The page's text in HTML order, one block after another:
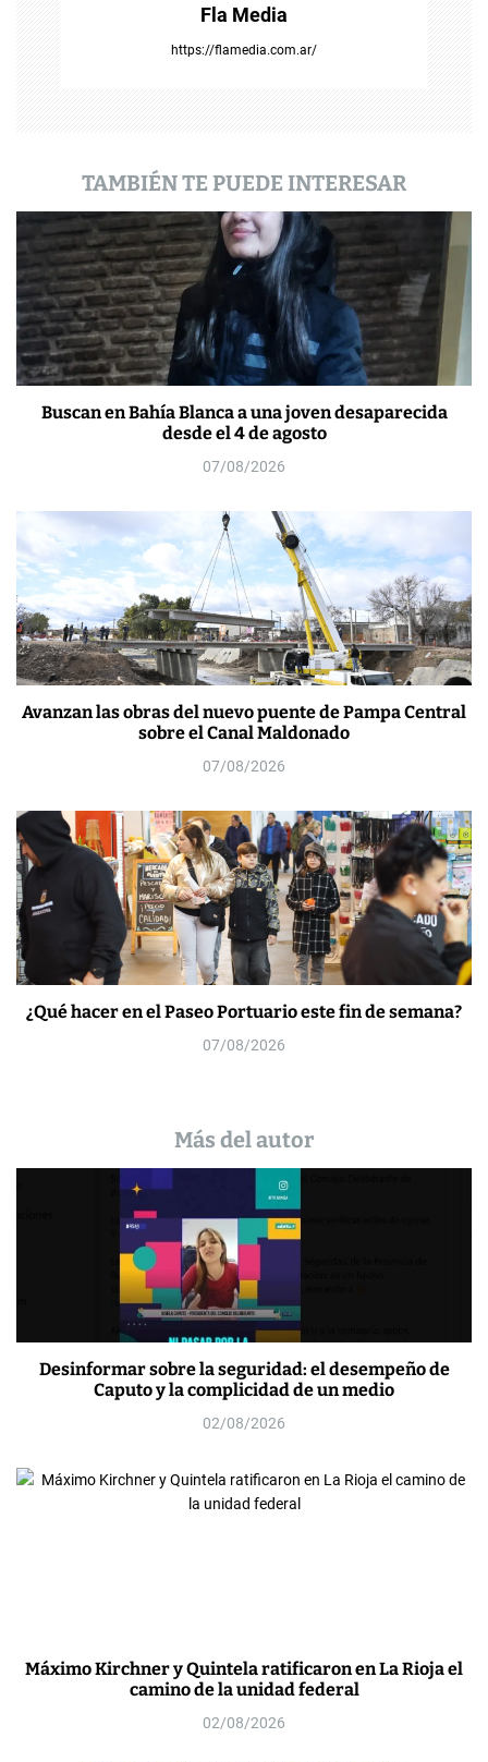
Fla Media
https://flamedia.com.ar/
TAMBIÉN TE PUEDE INTERESAR
Buscan en Bahía Blanca a una joven desaparecida
desde el 4 de agosto
07/08/2026
Avanzan las obras del nuevo puente de Pampa Central
sobre el Canal Maldonado
07/08/2026
¿Qué hacer en el Paseo Portuario este fin de semana?
07/08/2026
Más del autor
Desinformar sobre la seguridad: el desempeño de
Caputo y la complicidad de un medio
02/08/2026
Máximo Kirchner y Quintela ratificaron en La Rioja el
camino de la unidad federal
02/08/2026